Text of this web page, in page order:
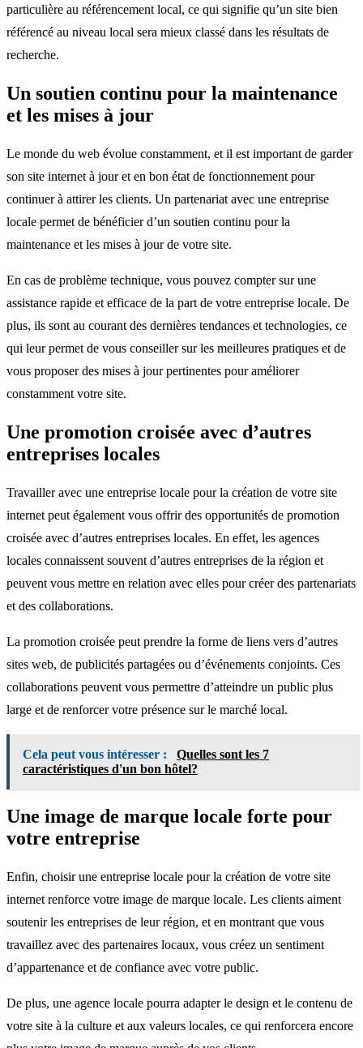
particulière au référencement local, ce qui signifie qu’un site bien
référencé au niveau local sera mieux classé dans les résultats de
recherche.
Un soutien continu pour la maintenance
et les mises à jour
Le monde du web évolue constamment, et il est important de garder
son site internet à jour et en bon état de fonctionnement pour
continuer à attirer les clients. Un partenariat avec une entreprise
locale permet de bénéficier d’un soutien continu pour la
maintenance et les mises à jour de votre site.
En cas de problème technique, vous pouvez compter sur une
assistance rapide et efficace de la part de votre entreprise locale. De
plus, ils sont au courant des dernières tendances et technologies, ce
qui leur permet de vous conseiller sur les meilleures pratiques et de
vous proposer des mises à jour pertinentes pour améliorer
constamment votre site.
Une promotion croisée avec d’autres
entreprises locales
Travailler avec une entreprise locale pour la création de votre site
internet peut également vous offrir des opportunités de promotion
croisée avec d’autres entreprises locales. En effet, les agences
locales connaissent souvent d’autres entreprises de la région et
peuvent vous mettre en relation avec elles pour créer des partenariats
et des collaborations.
La promotion croisée peut prendre la forme de liens vers d’autres
sites web, de publicités partagées ou d’événements conjoints. Ces
collaborations peuvent vous permettre d’atteindre un public plus
large et de renforcer votre présence sur le marché local.
Cela peut vous intéresser :
Quelles sont les 7
caractéristiques d'un bon hôtel?
Une image de marque locale forte pour
votre entreprise
Enfin, choisir une entreprise locale pour la création de votre site
internet renforce votre image de marque locale. Les clients aiment
soutenir les entreprises de leur région, et en montrant que vous
travaillez avec des partenaires locaux, vous créez un sentiment
d’appartenance et de confiance avec votre public.
De plus, une agence locale pourra adapter le design et le contenu de
votre site à la culture et aux valeurs locales, ce qui renforcera encore